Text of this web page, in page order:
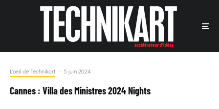
L'oeil de Technikart · 5 juin 2024
Cannes : Villa des Ministres 2024 Nights